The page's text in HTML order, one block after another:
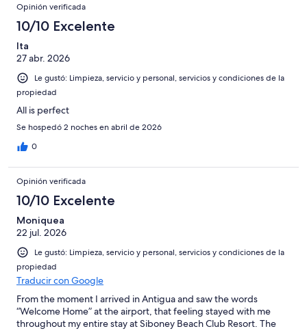
Opinión verificada
10/10 Excelente
Ita
27 abr. 2026
Le gustó: Limpieza, servicio y personal, servicios y condiciones de la
propiedad
All is perfect
Se hospedó 2 noches en abril de 2026
0
Opinión verificada
10/10 Excelente
Moniquea
22 jul. 2026
Le gustó: Limpieza, servicio y personal, servicios y condiciones de la
propiedad
Traducir con Google
From the moment I arrived in Antigua and saw the words
“Welcome Home” at the airport, that feeling stayed with me
throughout my entire stay at Siboney Beach Club Resort. The